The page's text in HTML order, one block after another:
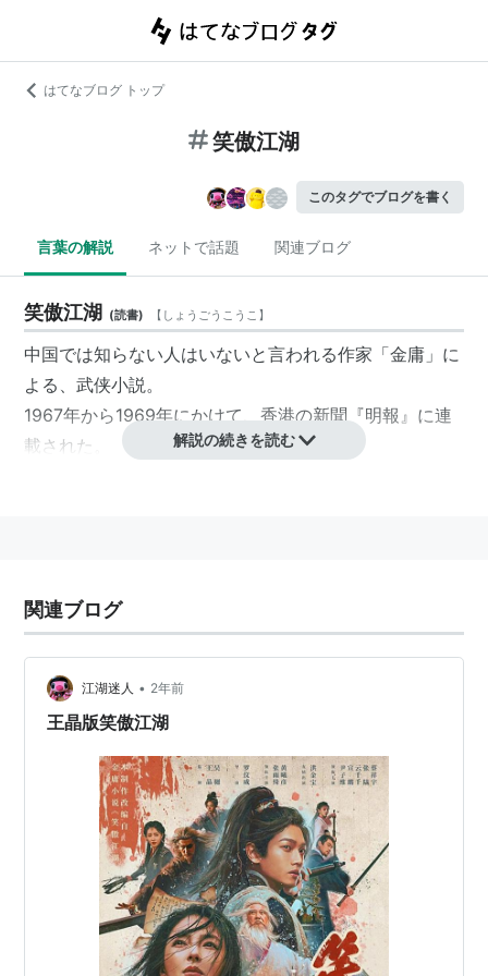
はてなブログ トップ
笑傲江湖
このタグでブログを書く
言葉の解説 ネットで話題 関連ブログ
笑傲江湖 (読書) 【 しょうごうこうこ 】
中国では知らない人はいないと言われる作家「金庸 」に
よる、武侠小説。
1967年から1969年にかけて、香港の新聞『明報』に連
載された。
「Swordsman 笑傲江湖 東方不敗」として映画化された
い。
TVドラマ版も全40話の超大作として2001年に製作され
【主演：李亜鵬(リー・ヤーポン)】、中華圏では高い視
聴率を獲得したが、こちらもかなりの脚色がある。その
ため、原作の金庸は怒り、次にドラマ化した「
」では、「原作に忠実に製作する事」と注文をつけ
チャンネルNECOの華流ドラマシリーズとして、2005
年10月よりTVドラマ版を放映。
解説の続きを読む
関連ブログ
江湖迷人 • 2年前
王晶版笑傲江湖